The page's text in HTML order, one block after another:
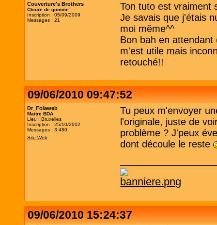
Couverture's Brothers
Chiure de gomme
Inscription : 05/09/2009
Messages : 21
Ton tuto est vraiment
Je savais que j'étais
moi même^^
Bon bah en
m'est utile mais
retouché!!
09/06/2010 09:47:52
Dr_Folaweb
Maitre BDA
Lieu : Bruxelles
Inscription : 25/10/2002
Messages : 3 480
Site Web
Tu peux m'envoyer
l'originale, juste de
problème ? J'peux
dont découle le reste
09/06/2010 15:24:37